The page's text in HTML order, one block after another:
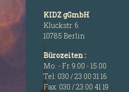
KIDZ gGmbH
Kluckstr. 6
10785 Berlin
Bürozeiten :
Mo. - Fr. 9.00 - 15.00
Tel: 030 / 23 00 31 16
Fax: 030 / 23 00 41 19